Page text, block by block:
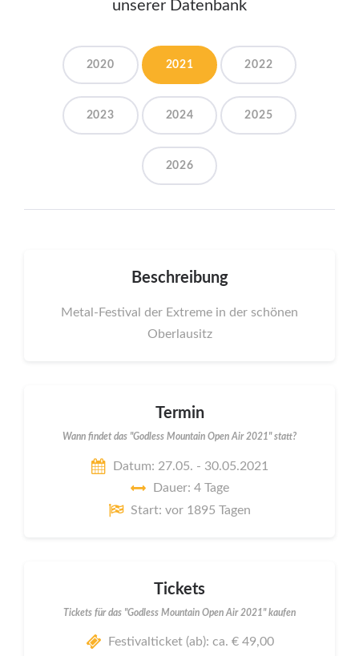
unserer Datenbank
2020 2021 2022
2023 2024 2025
2026
Beschreibung
Metal-Festival der Extreme in der schönen
Oberlausitz
Termin
Wann findet das "Godless Mountain Open Air 2021" statt?
Datum: 27.05. - 30.05.2021
Dauer: 4 Tage
Start: vor 1895 Tagen
Tickets
Tickets für das "Godless Mountain Open Air 2021" kaufen
Festivalticket (ab): ca. € 49,00